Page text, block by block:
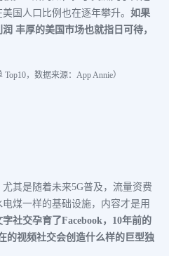
国人口比例也在逐年攀升。 如果
丰厚的美国市场也就指日可待，
Top10，数据来源：App Annie）
其是随着未来5G普及，流量资费
煤一样的基础设施，内容才是用
字社交孕育了Facebook，10年前的
的视频社交会创造什么样的巨型独